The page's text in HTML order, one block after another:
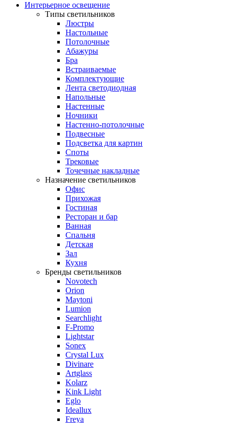
Интерьерное освещение
Типы светильников
Люстры
Настольные
Потолочные
Абажуры
Бра
Встраиваемые
Комплектующие
Лента светодиодная
Напольные
Настенные
Ночники
Настенно-потолочные
Подвесные
Подсветка для картин
Споты
Трековые
Точечные накладные
Назначение светильников
Офис
Прихожая
Гостиная
Ресторан и бар
Ванная
Спальня
Детская
Зал
Кухня
Бренды светильников
Novotech
Orion
Maytoni
Lumion
Searchlight
F-Promo
Lightstar
Sonex
Crystal Lux
Divinare
Artglass
Kolarz
Kink Light
Eglo
Ideallux
Freya